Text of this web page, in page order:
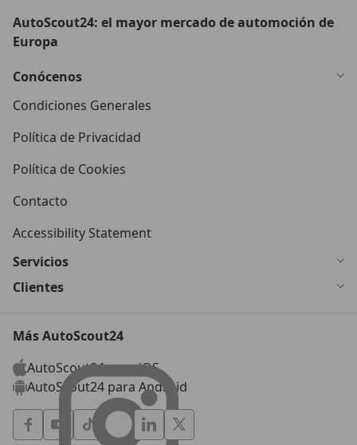
AutoScout24: el mayor mercado de automoción de
Europa
Conócenos
Condiciones Generales
Política de Privacidad
Política de Cookies
Contacto
Accessibility Statement
Servicios
Clientes
Más AutoScout24
AutoScout24 para iOS
AutoScout24 para Android